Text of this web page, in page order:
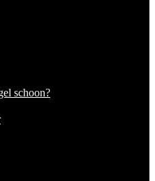
schoon?